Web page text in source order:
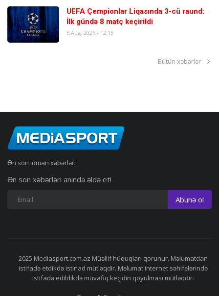
UEFA Çempionlar Liqasında 3-cü raund:
İlk gündə 8 matç keçirildi
5 Aug, 2026 - 12:15
Bütün xəbərlər
Ən son idman xəbərləri
Ən son xəbərləri anında əldə et!
Abunə ol
2025 Mediasport.com.az Müəllif hüquqları qorunur. Məlumatdan
istifadə etdikdə istinad mütləqdir. Məlumat internet səhifələrində
istifadə edildikdə müvafiq keçidin qoyulması mütləqdir.